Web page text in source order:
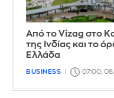
Από το Vizag στο
της Ινδίας και το
Ελλάδα
BUSINESS 07:00,